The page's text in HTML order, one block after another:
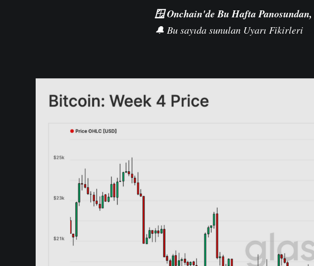
🪟Onchain'de Bu HaftaPanosundan,
🔔 Bu sayıda sunulan Uyarı Fikirleri